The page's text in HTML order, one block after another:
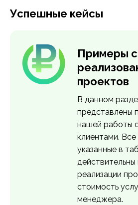
результативно.
продаж.
Узнать подробнее >
Успешные кейсы
Примеры
проектов
В данном
представлены
нашей работы
клиентами. Все
указанные в
реализации
стоимость
менеджера.